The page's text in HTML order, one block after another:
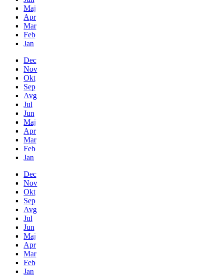
Maj
Apr
Mar
Feb
Jan
Dec
Nov
Okt
Sep
Avg
Jul
Jun
Maj
Apr
Mar
Feb
Jan
Dec
Nov
Okt
Sep
Avg
Jul
Jun
Maj
Apr
Mar
Feb
Jan